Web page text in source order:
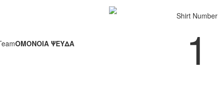
ΟΜΟΝΟΙΑ ΨΕΥΔΑ
Shirt Number
1